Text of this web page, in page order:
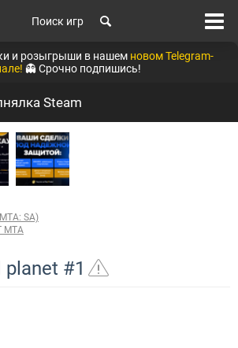
Поиск игр
и розыгрыши в нашем новом Telegram-
👻 Срочно подпишись!
Steam
SA)
MTA
#1